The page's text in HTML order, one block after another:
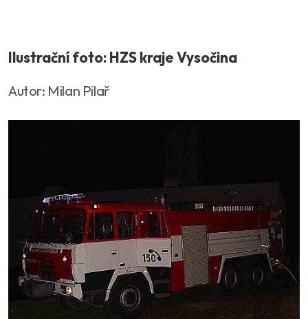
Ilustrační foto: HZS kraje Vysočina
Autor: Milan Pilař